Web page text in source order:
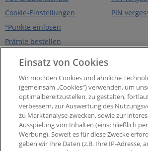
Cookie-Einstellungen
°Punkte einlösen
Prämie bestellen
PIN
Über PAYBACK
Presse
Impressum
Barrierefreiheit
Digitale
Widerruf
PAYBACK
Widerruf
PAYBACK
Newsletter
Einsatz von Cookies
Wir möchten Cookies und ähnliche
(gemeinsam „Cookies“) verwenden, um
optimalbereitzustellen, zu gestalten,
verbessern, zur Auswertung des
zu Marktanalyse-zwecken, sowie zur
Ausspielung von Inhalten (einschließlich
Werbung). Soweit es für diese Zwecke
geben wir Ihre Daten (z.B. Ihre IP-Adresse,